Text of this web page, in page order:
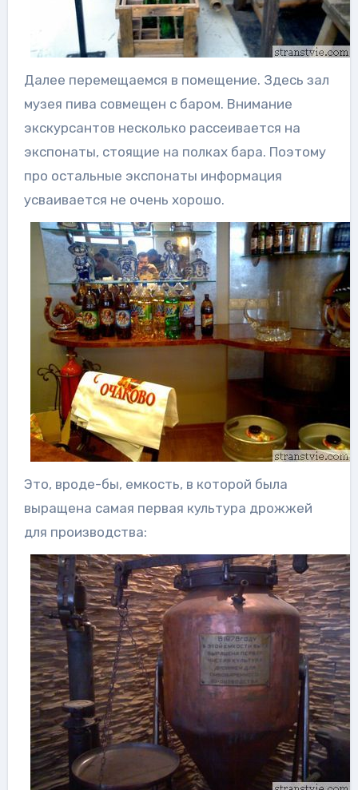
Далее перемещаемся в помещение. Здесь зал
музея пива совмещен с баром. Внимание
экскурсантов несколько рассеивается на
экспонаты, стоящие на полках бара. Поэтому
про остальные экспонаты информация
усваивается не очень хорошо.
Это, вроде-бы, емкость, в которой была
выращена самая первая культура дрожжей
для производства: